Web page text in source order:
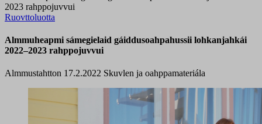
2023 rahppojuvvui
Ruovttoluotta
Almmuheapmi sámegielaid gáiddusoahpahussii lohkanjahkái
2022–2023 rahppojuvvui
Almmustahtton 17.2.2022 Skuvlen ja oahppamateriála